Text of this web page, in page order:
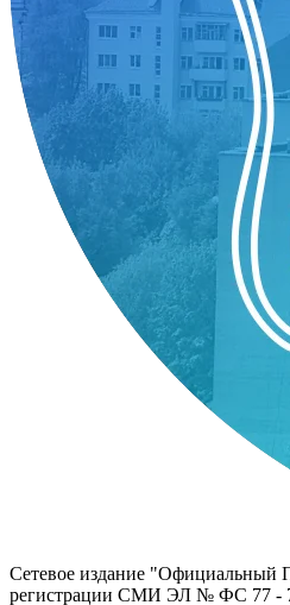
Сетевое издание "Официальный
регистрации СМИ ЭЛ № ФС 77 -